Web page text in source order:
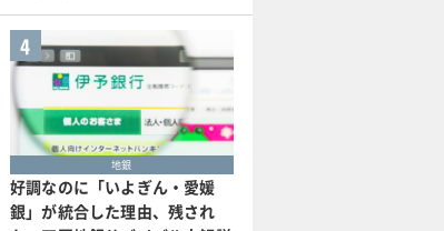
4
地銀
好調なのに「いよぎん・愛媛
銀」が統合した理由、残され